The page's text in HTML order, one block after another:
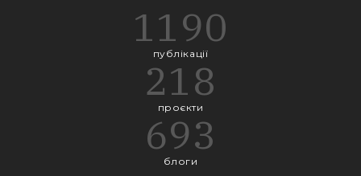
1190
публікації
218
проєкти
693
блоги